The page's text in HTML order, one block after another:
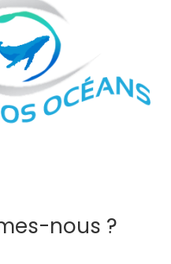
nous ?